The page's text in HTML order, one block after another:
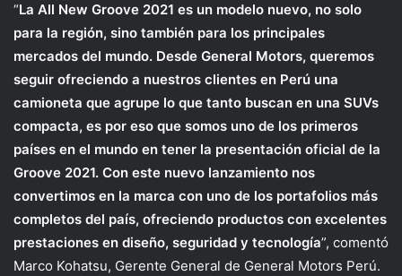
“La All New Groove 2021 es un modelo nuevo, no solo
para la región, sino también para los principales
mercados del mundo. Desde General Motors, queremos
seguir ofreciendo a nuestros clientes en Perú una
camioneta que agrupe lo que tanto buscan en una SUVs
compacta, es por eso que somos uno de los primeros
países en el mundo en tener la presentación oficial de la
Groove 2021. Con este nuevo lanzamiento nos
convertimos en la marca con uno de los portafolios más
completos del país, ofreciendo productos con excelentes
prestaciones en diseño, seguridad y tecnología”, comentó
Marco Kohatsu, Gerente General de General Motors Perú.